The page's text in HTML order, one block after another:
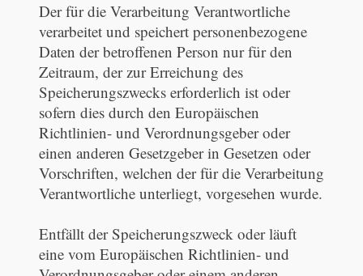
Der für die Verarbeitung Verantwortliche
verarbeitet und speichert personenbezogene
Daten der betroffenen Person nur für den
Zeitraum, der zur Erreichung des
Speicherungszwecks erforderlich ist oder
sofern dies durch den Europäischen
Richtlinien- und Verordnungsgeber oder
einen anderen Gesetzgeber in Gesetzen oder
Vorschriften, welchen der für die Verarbeitung
Verantwortliche unterliegt, vorgesehen wurde.
Entfällt der Speicherungszweck oder läuft
eine vom Europäischen Richtlinien- und